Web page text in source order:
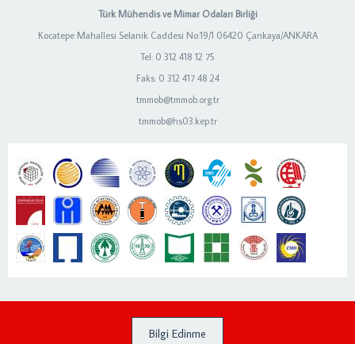
Türk Mühendis ve Mimar Odaları Birliği
Kocatepe Mahallesi Selanik Caddesi No:19/1 06420 Çankaya/ANKARA
Tel: 0 312 418 12 75
Faks: 0 312 417 48 24
tmmob@tmmob.org.tr
tmmob@hs03.kep.tr
Bilgi Edinme